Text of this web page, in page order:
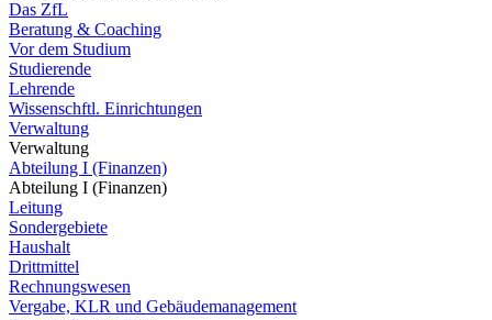
Das ZfL
Beratung & Coaching
Vor dem Studium
Studierende
Lehrende
Wissenschftl. Einrichtungen
Verwaltung
Verwaltung
Abteilung I (Finanzen)
Abteilung I (Finanzen)
Leitung
Sondergebiete
Haushalt
Drittmittel
Rechnungswesen
Vergabe, KLR und Gebäudemanagement